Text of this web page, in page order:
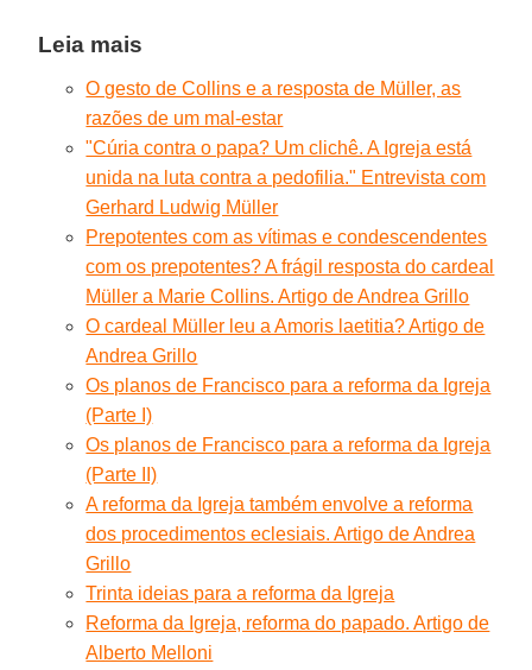
Leia mais
O gesto de Collins e a resposta de Müller, as
razões de um mal-estar
"Cúria contra o papa? Um clichê. A Igreja está
unida na luta contra a pedofilia." Entrevista com
Gerhard Ludwig Müller
Prepotentes com as vítimas e condescendentes
com os prepotentes? A frágil resposta do cardeal
Müller a Marie Collins. Artigo de Andrea Grillo
O cardeal Müller leu a Amoris laetitia? Artigo de
Andrea Grillo
Os planos de Francisco para a reforma da Igreja
(Parte I)
Os planos de Francisco para a reforma da Igreja
(Parte II)
A reforma da Igreja também envolve a reforma
dos procedimentos eclesiais. Artigo de Andrea
Grillo
Trinta ideias para a reforma da Igreja
Reforma da Igreja, reforma do papado. Artigo de
Alberto Melloni